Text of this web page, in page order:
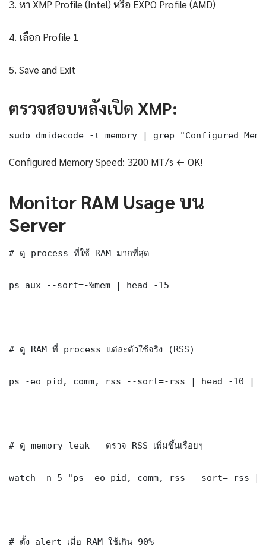
3. หา XMP Profile (Intel) หรือ EXPO Profile (AMD)
4. เลือก Profile 1
5. Save and Exit
ตรวจสอบหลังเปิด XMP:
sudo dmidecode -t memory | grep "Configured
Configured Memory Speed: 3200 MT/s ← OK!
Monitor RAM Usage บน
Server
# ดู process ที่ใช้ RAM มากที่สุด
ps aux --sort=-%mem | head -15
# ดู RAM ที่ process แต่ละตัวใช้จริง (RSS)
ps -eo pid, comm, rss --sort=-rss | head -10 |
# ดู memory leak — ตรวจ RSS เพิ่มขึ้นเรื่อยๆ
watch -n 5 "ps -eo pid, comm, rss --sort=-rss |
# ตั้ง alert เมื่อ RAM ใช้เกิน 90%